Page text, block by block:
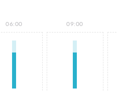
06:00 09:00